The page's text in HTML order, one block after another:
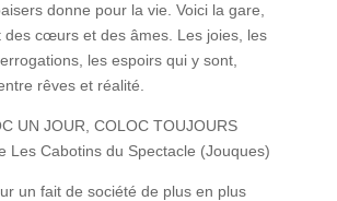
donne pour la vie. Voici la gare,
des cœurs et des âmes. Les joies, les
les espoirs qui y sont,
rêves et réalité.
UN JOUR, COLOC TOUJOURS
Les Cabotins du Spectacle (Jouques)
un fait de société de plus en plus